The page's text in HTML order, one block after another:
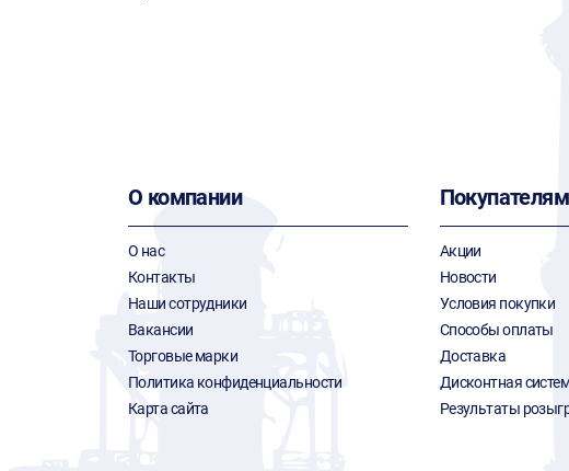
О компании
О нас
Контакты
Наши сотрудники
Вакансии
Торговые марки
Политика конфиденциальности
Карта сайта
Покупателям
Акции
Новости
Условия покупки
Способы оплаты
Доставка
Дисконтная
Результаты